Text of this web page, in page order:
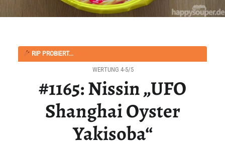
RIP PROBIERT...
#1165: Nissin „UFO
Shanghai Oyster
Yakisoba“
WERTUNG 4-5/5